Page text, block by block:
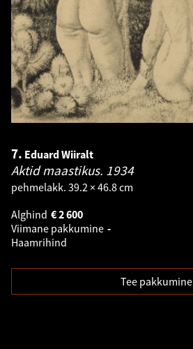
7. Eduard Wiiralt
Aktid maastikus. 1934
pehmelakk. 39.2 × 46.8 cm
Alghind
2 600
€
Viimane pakkumine -
Haamrihind
Tee pakkumine